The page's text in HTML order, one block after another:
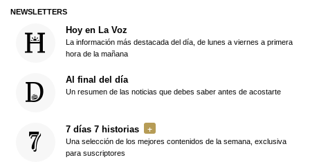
NEWSLETTERS
Hoy en La Voz
La información más destacada del día, de lunes a viernes a primera
hora de la mañana
Al final del día
Un resumen de las noticias que debes saber antes de acostarte
7 días 7 historias
Una selección de los mejores contenidos de la semana, exclusiva
para suscriptores